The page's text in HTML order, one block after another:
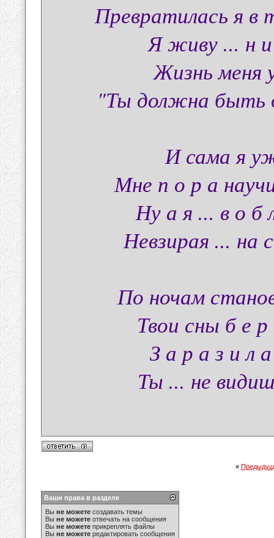
Превратилась я в
Я живу ... н
Жизнь меня
"Ты должна быть
И сама я
Мне п о р а
Ну а я ... в о б
Невзирая ... на
По ночам
Твои сны б е
З а р а з и л
Ты ... не
«
Ваши права в разделе
Вы не можете создавать темы
Вы не можете отвечать на сообщения
Вы не можете прикреплять файлы
Вы не можете редактировать сообщения